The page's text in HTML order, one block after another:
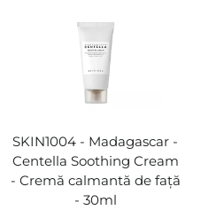
SKIN1004 - Madagascar -
Centella Soothing Cream
- Cremă calmantă de față
- 30ml